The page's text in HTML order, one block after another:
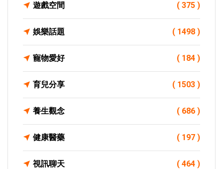
遊戲空間 ( 375 )
娛樂話題 ( 1498 )
寵物愛好 ( 184 )
育兒分享 ( 1503 )
養生觀念 ( 686 )
健康醫藥 ( 197 )
視訊聊天 ( 464 )